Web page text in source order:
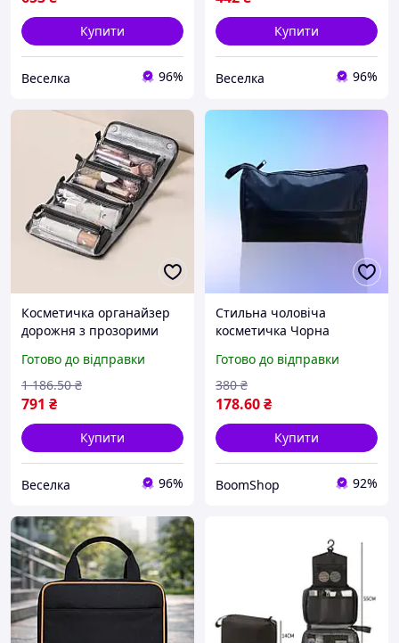
Купити
Веселка 96%
Купити
Веселка 96%
Косметичка органайзер
дорожня з прозорими
шкіри чорна для жінок
FLAME
Готово до відправки
791 ₴
1 186.50 ₴
Купити
Веселка 96%
Стильна чоловіча
косметичка Чорна
дорожня сумка-
органайзер для
аксесуарів і предметів
особистої гігієни qwr
Готово до відправки
178.60₴
380 ₴
Купити
BoomShop 92%